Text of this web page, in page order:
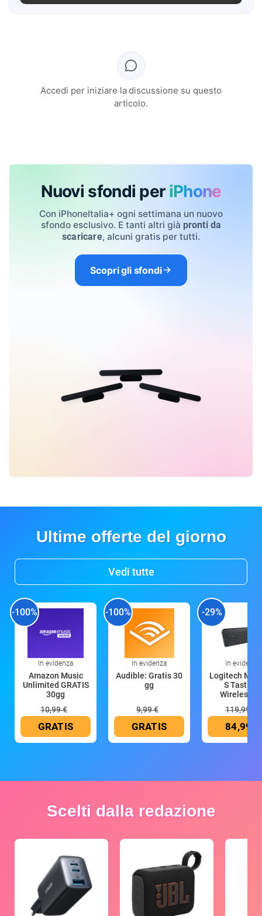
Accedi per iniziare la discussione su questo
articolo.
Nuovi sfondi per iPhone
Con iPhoneItalia+ ogni settimana un nuovo
sfondo esclusivo. E tanti altri già pronti da
scaricare, alcuni gratis per tutti.
Scopri gli sfondi
Ultime offerte del giorno
Vedi tutte
-100%
In evidenza
Amazon Music
Unlimited GRATIS
30gg
10,99 €
GRATIS
-100%
In evidenza
Audible: Gratis 30
gg
9,99 €
GRATIS
-29%
In evidenza
Logitech MX
S Tastiera
Wireless
119,99 €
84,99 €
Scelti dalla redazione